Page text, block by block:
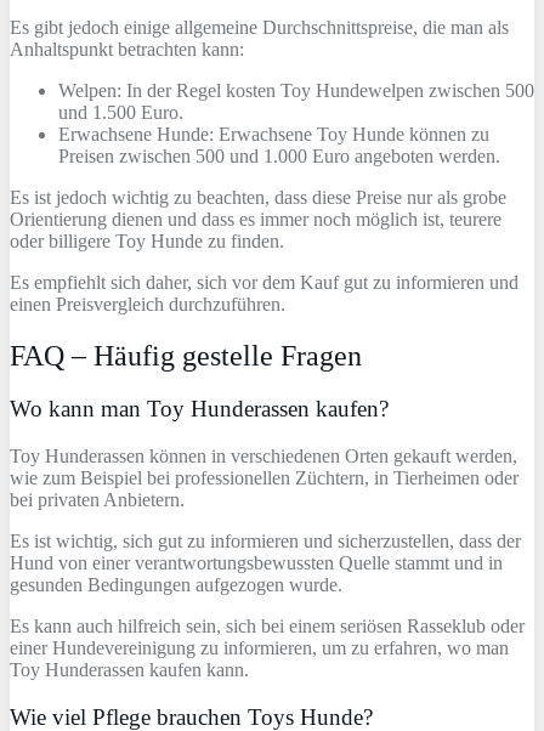
Es gibt jedoch einige allgemeine Durchschnittspreise, die man als
Anhaltspunkt betrachten kann:
Welpen: In der Regel kosten Toy Hundewelpen zwischen 500
und 1.500 Euro.
Erwachsene Hunde: Erwachsene Toy Hunde können zu
Preisen zwischen 500 und 1.000 Euro angeboten werden.
Es ist jedoch wichtig zu beachten, dass diese Preise nur als grobe
Orientierung dienen und dass es immer noch möglich ist, teurere
oder billigere Toy Hunde zu finden.
Es empfiehlt sich daher, sich vor dem Kauf gut zu informieren und
einen Preisvergleich durchzuführen.
FAQ – Häufig gestelle Fragen
Wo kann man Toy Hunderassen kaufen?
Toy Hunderassen können in verschiedenen Orten gekauft werden,
wie zum Beispiel bei professionellen Züchtern, in Tierheimen oder
bei privaten Anbietern.
Es ist wichtig, sich gut zu informieren und sicherzustellen, dass der
Hund von einer verantwortungsbewussten Quelle stammt und in
gesunden Bedingungen aufgezogen wurde.
Es kann auch hilfreich sein, sich bei einem seriösen Rasseklub oder
einer Hundevereinigung zu informieren, um zu erfahren, wo man
Toy Hunderassen kaufen kann.
Wie viel Pflege brauchen Toys Hunde?